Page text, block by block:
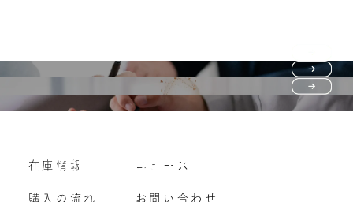
購入の流れ
よくいただくご質問
Vehicle purchase
車両買い取り
在庫情報
購入の流れ
ニュース
お問い合わせ